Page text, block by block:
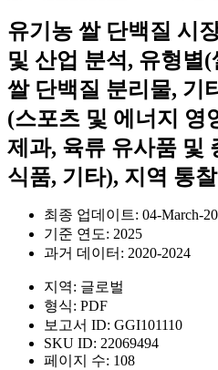
유기농 쌀 단백질 시
및 산업 분석, 유형별
쌀 단백질 분리물, 기
(스포츠 및 에너지 영
제과, 육류 유사품 및
식품, 기타), 지역 통
최종 업데이트: 04-March-
기준 연도: 2025
과거 데이터: 2020-2024
지역: 글로벌
형식: PDF
보고서 ID: GGI101110
SKU ID: 22069494
페이지 수: 108